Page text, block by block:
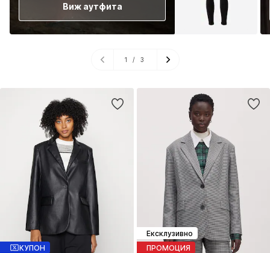
Виж аутфита
1 / 3
КУПОН
Ексклузивно
ПРОМОЦИЯ